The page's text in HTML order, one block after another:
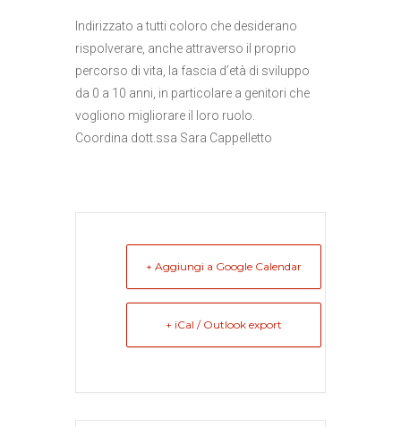
Indirizzato a tutti coloro che desiderano
rispolverare, anche attraverso il proprio
percorso di vita, la fascia d’età di sviluppo
da 0 a 10 anni, in particolare a genitori che
vogliono migliorare il loro ruolo.
Coordina dott.ssa Sara Cappelletto
+ Aggiungi a Google Calendar
+ iCal / Outlook export